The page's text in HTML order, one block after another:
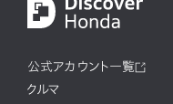
公式アカウント一覧
クルマ